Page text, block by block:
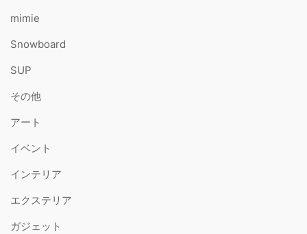
mimie
Snowboard
SUP
その他
アート
イベント
インテリア
エクステリア
ガジェット